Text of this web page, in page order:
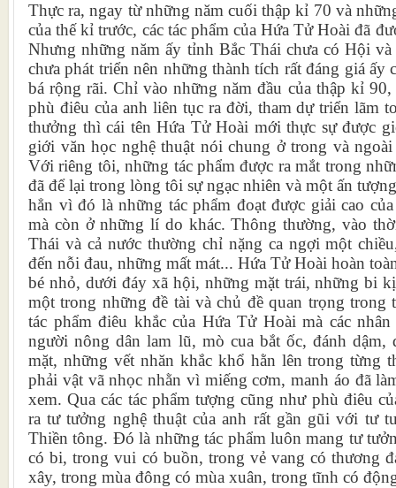
Thực ra, ngay từ những năm cuối thập kỉ 70 và
của thế kỉ trước, các tác phẩm của Hứa Tử Hoài đã
Nhưng những năm ấy tỉnh Bắc Thái chưa có Hội
chưa phát triển nên những thành tích rất đáng giá ấy
bá rộng rãi. Chỉ vào những năm đầu của thập kỉ
phù điêu của anh liên tục ra đời, tham dự triển lãm
thưởng thì cái tên Hứa Tử Hoài mới thực sự được
giới văn học nghệ thuật nói chung ở trong và
Với riêng tôi, những tác phẩm được ra mắt trong
đã để lại trong lòng tôi sự ngạc nhiên và một ấn
hẳn vì đó là những tác phẩm đoạt được giải cao
mà còn ở những lí do khác. Thông thường, vào
Thái và cả nước thường chỉ nặng ca ngợi một
đến nỗi đau, những mất mát... Hứa Tử Hoài hoàn
bé nhỏ, dưới đáy xã hội, những mặt trái, những bi
một trong những đề tài và chủ đề quan trọng trong
tác phẩm điêu khắc của Hứa Tử Hoài mà các
người nông dân lam lũ, mò cua bắt ốc, đánh
mặt, những vết nhăn khắc khổ hằn lên trong từng
phải vật vã nhọc nhằn vì miếng cơm, manh áo đã
xem. Qua các tác phẩm tượng cũng như phù điêu
ra tư tưởng nghệ thuật của anh rất gần gũi với tư
Thiền tông. Đó là những tác phẩm luôn mang tư
có bi, trong vui có buồn, trong vẻ vang có thương
xây, trong mùa đông có mùa xuân, trong tĩnh có